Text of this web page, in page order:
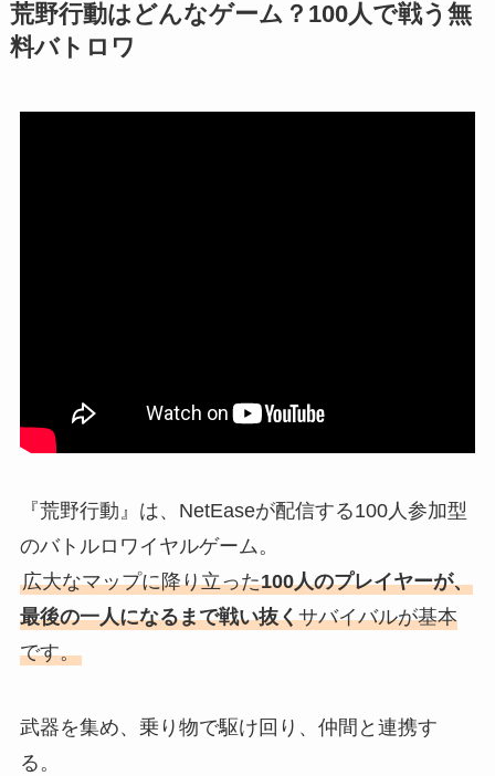
荒野行動はどんなゲーム？100人で戦う無
料バトロワ
『荒野行動』は、NetEaseが配信する100人参加型
のバトルロワイヤルゲーム。
広大なマップに降り立った100人のプレイヤーが、
最後の一人になるまで戦い抜くサバイバルが基本
です。
武器を集め、乗り物で駆け回り、仲間と連携す
る。